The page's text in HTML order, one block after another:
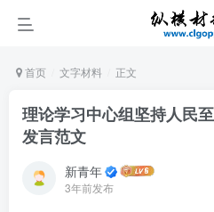
首页 文字材料 正文
理论学习中心组坚持人民
发言范文
新青年
3年前发布